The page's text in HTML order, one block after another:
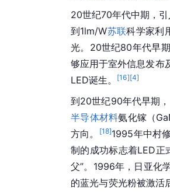
20世纪70年代中期，
到1lm/W苏联科学家利
光。20世纪80年代早
够应用于室外信息发布
LED诞生。
[16][4]
到20世纪90年代早期
半导体材料氨化镓（
方向。
[18]1995年中村
制的成功标志着LED正
父”。1996年，日亚化
的蓝光与荧光粉被激活